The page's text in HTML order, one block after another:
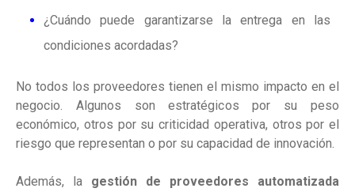
¿Cuándo puede garantizarse la entrega en las
condiciones acordadas?
No todos los proveedores tienen el mismo impacto en el
negocio. Algunos son estratégicos por su peso
económico, otros por su criticidad operativa, otros por el
riesgo que representan o por su capacidad de innovación.
Además, la gestión de proveedores automatizada